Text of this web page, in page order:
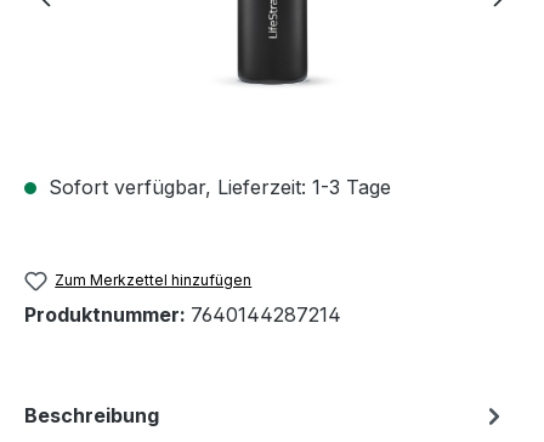
Sofort verfügbar, Lieferzeit: 1-3 Tage
Zum Merkzettel hinzufügen
Produktnummer: 7640144287214
Beschreibung